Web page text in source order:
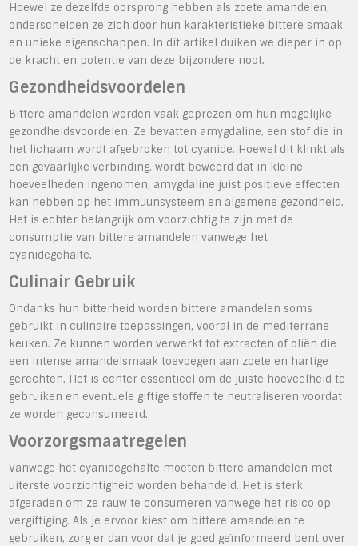
Hoewel ze dezelfde oorsprong hebben als zoete amandelen,
onderscheiden ze zich door hun karakteristieke bittere smaak
en unieke eigenschappen. In dit artikel duiken we dieper in op
de kracht en potentie van deze bijzondere noot.
Gezondheidsvoordelen
Bittere amandelen worden vaak geprezen om hun mogelijke
gezondheidsvoordelen. Ze bevatten amygdaline, een stof die in
het lichaam wordt afgebroken tot cyanide. Hoewel dit klinkt als
een gevaarlijke verbinding, wordt beweerd dat in kleine
hoeveelheden ingenomen, amygdaline juist positieve effecten
kan hebben op het immuunsysteem en algemene gezondheid.
Het is echter belangrijk om voorzichtig te zijn met de
consumptie van bittere amandelen vanwege het
cyanidegehalte.
Culinair Gebruik
Ondanks hun bitterheid worden bittere amandelen soms
gebruikt in culinaire toepassingen, vooral in de mediterrane
keuken. Ze kunnen worden verwerkt tot extracten of oliën die
een intense amandelsmaak toevoegen aan zoete en hartige
gerechten. Het is echter essentieel om de juiste hoeveelheid te
gebruiken en eventuele giftige stoffen te neutraliseren voordat
ze worden geconsumeerd.
Voorzorgsmaatregelen
Vanwege het cyanidegehalte moeten bittere amandelen met
uiterste voorzichtigheid worden behandeld. Het is sterk
afgeraden om ze rauw te consumeren vanwege het risico op
vergiftiging. Als je ervoor kiest om bittere amandelen te
gebruiken, zorg er dan voor dat je goed geïnformeerd bent over